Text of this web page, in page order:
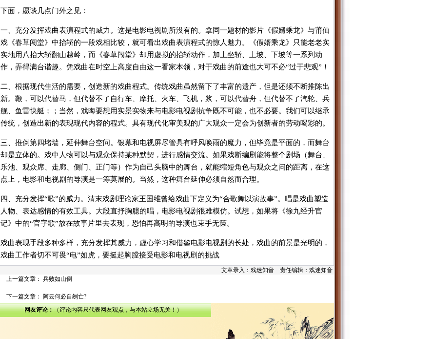
下面，愿谈几点门外之见：
一、充分发挥戏曲表演程式的威力。这是电影电视剧所没有的。拿同一题材的影片《假婿乘龙》与莆仙
戏《春草闯堂》中抬轿的一段戏相比较，就可看出戏曲表演程式的惊人魅力。《假婿乘龙》只能老老实
实地用八抬大轿翻山越岭，而《春草闯堂》却用虚拟的抬轿动作，加上坐轿、上坡、下坡等一系列动
作，弄得满台谐趣。凭戏曲在时空上高度自由这一看家本领，对于戏曲的前途也大可不必“过于悲观”！
二、根据现代生活的需要，创造新的戏曲程式。传统戏曲虽然留下了丰富的遗产，但是还须不断推陈出
新。鞭，可以代替马，但代替不了自行车、摩托、火车、飞机，浆，可以代替舟，但代替不了汽轮、兵
舰、鱼雷快艇；；当然，戏晦要想用实景实物来与电影电视剧抗争既不可能，也不必要。我们可以继承
传统，创造出新的表现现代内容的程式。具有现代化审美观的广大观众一定会为创新者的劳动喝彩的。
三、推倒第四堵墙，延伸舞台空问。银幕和电视屏尽管具有呼风唤雨的魔力，但毕竟是平面的，而舞台
却是立体的。戏中人物可以与观众保持某种默契，进行感情交流。如果戏断编剧能将整个剧场（舞台、
乐池、观众席、走廊、侧门、正门等）作为自己头脑中的舞台，就能缩短角色与观众之问的距离，在这
点上，电影和电视剧的导演是一筹莫展的。当然，这种舞台延伸必须自然而合理。
四、充分发挥“歌”的威力。清末戏剧理论家王国维曾给戏曲下定义为“合歌舞以演故事”。唱是戏曲塑造
人物、表达感情的有效工具。大段直抒胸臆的唱，电影电视剧很难模仿。试想，如果将《徐九经升官
记》中的“官字歌”放在故事片里去表现，恐怕再高明的导演也束手无策。
戏曲表现手段多种多样，充分发挥其威力，虚心学习和借鉴电影电视剧的长处，戏曲的前景是光明的，
戏曲工作者切不可畏“电”如虎，要挺起胸膛接受电影和电视剧的挑战
文章录入：戏迷知音 责任编辑：戏迷知音
上一篇文章： 兵败如山倒
下一篇文章：
阿云何必自刎亡?
网友评论：（评论内容只代表网友观点，与本站立场无关！）